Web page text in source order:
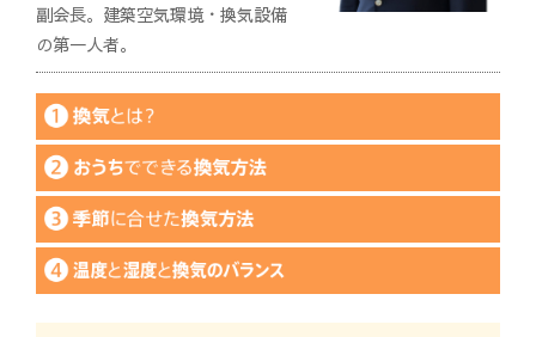
副会長。建築空気環境・換気設備
の第一人者。